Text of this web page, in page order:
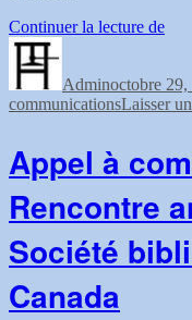
Continuer la lecture de«
du
au
Adminoctobre 29,
communicationsLaisser
Appel à
Rencontre
Société
Canada